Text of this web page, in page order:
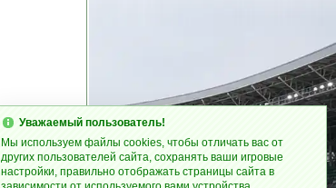
Уважаемый пользователь!
Мы используем файлы cookies, чтобы отличать вас от
других пользователей сайта, сохранять ваши игровые
настройки, правильно отображать страницы сайта в